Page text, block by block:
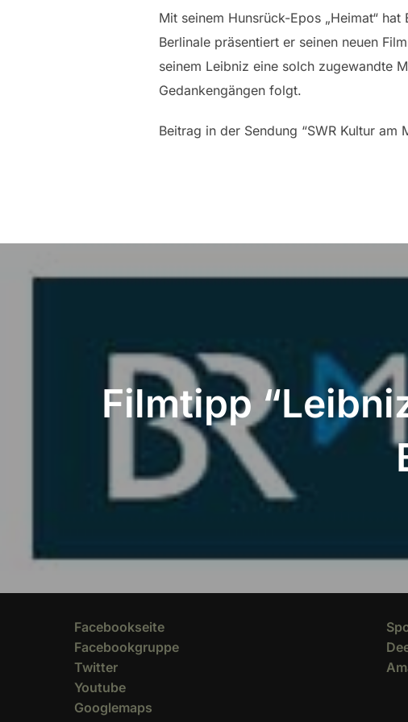
Mit seinem Hunsrück-Epos „Heimat“
Berlinale präsentiert er seinen neuen
seinem Leibniz eine solch zugewandte
Gedankengängen folgt.
Beitrag in der Sendung “SWR Kultur
Filmtipp
Facebookseite
Facebookgruppe
Twitter
Youtube
Googlemaps